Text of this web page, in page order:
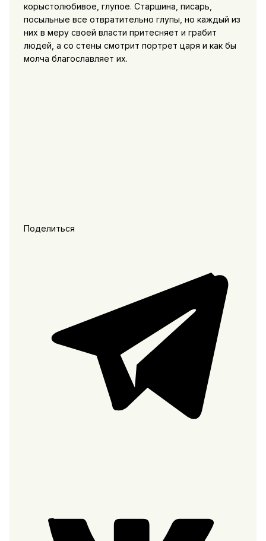
корыстолюбивое, глупое. Старшина, писарь,
посыльные все отвратительно глупы, но каждый из
них в меру своей власти притесняет и грабит
людей, а со стены смотрит портрет царя и как бы
молча благославляет их.
Поделиться